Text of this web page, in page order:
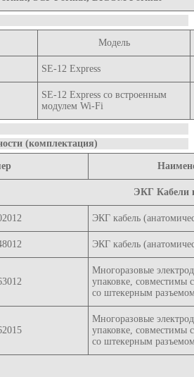
Модель
SE-12 Express
SE-12 Express со встроенным
модулем Wi-Fi
(комплектация)
ЭКГ Кабели
ЭКГ кабель
ЭКГ кабель
Многоразовые
упаковке,
со штекерным
Многоразовые
упаковке,
со штекерным